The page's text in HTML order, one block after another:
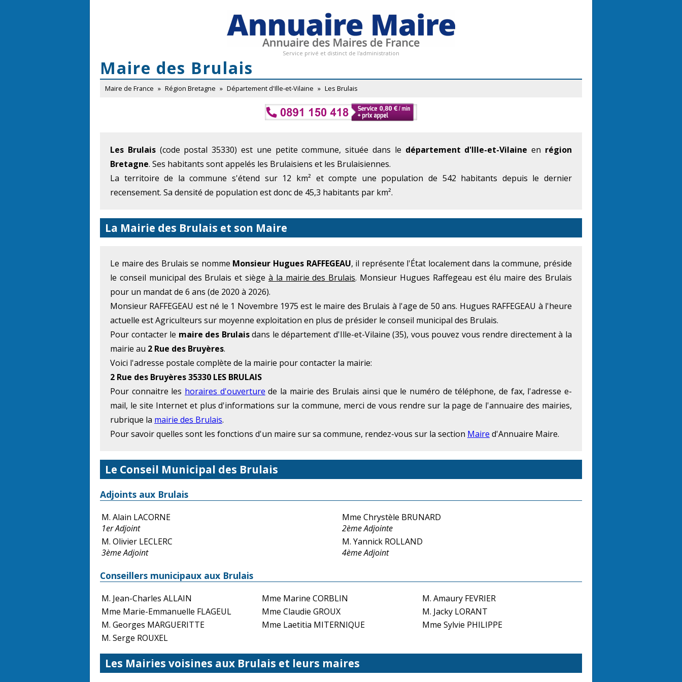
Service privé et distinct de l'administration
Maire des Brulais
Maire de France » Région Bretagne » Département d'Ille-et-Vilaine » Les Brulais
Les Brulais(code postal 35330) est une petite commune, située dans le département d'Ille-et-Vilaine en région
Bretagne. Ses habitants sont appelés les Brulaisiens et les Brulaisiennes.
La territoire de la commune s'étend sur 12 km² et compte une population de 542 habitants depuis le dernier
recensement. Sa densité de population est donc de 45,3 habitants par km².
La Mairie des Brulais et son Maire
Le maire des Brulais se nomme Monsieur Hugues RAFFEGEAU, il représente l'État localement dans la commune, préside
le conseil municipal des Brulais et siège à la mairie des Brulais. Monsieur Hugues Raffegeau est élu maire des Brulais
pour un mandat de 6 ans (de 2020 à 2026).
Monsieur RAFFEGEAU est né le 1 Novembre 1975 est le maire des Brulais à l'age de 50 ans. Hugues RAFFEGEAU à l'heure
actuelle est Agriculteurs sur moyenne exploitation en plus de présider le conseil municipal des Brulais.
Pour contacter le maire des Brulaisdans le département d'Ille-et-Vilaine (35), vous pouvez vous rendre directement à la
mairie au 2 Rue des Bruyères.
Voici l'adresse postale complète de la mairie pour contacter la mairie:
2 Rue des Bruyères 35330 LES BRULAIS
Pour connaitre les horaires d'ouverture de la mairie des Brulais ainsi que le numéro de téléphone, de fax, l'adresse e-
mail, le site Internet et plus d'informations sur la commune, merci de vous rendre sur la page de l'annuaire des mairies,
rubrique la mairie des Brulais.
Pour savoir quelles sont les fonctions d'un maire sur sa commune, rendez-vous sur la section Maire d'Annuaire Maire.
Le Conseil Municipal des Brulais
Adjoints aux Brulais
M. Alain LACORNE
1er Adjoint
Mme Chrystèle BRUNARD
2ème Adjointe
M. Olivier LECLERC
3ème Adjoint
M. Yannick ROLLAND
4ème Adjoint
Conseillers municipaux aux Brulais
M. Jean-Charles ALLAIN Mme Marine CORBLIN
M. Amaury FEVRIER
Mme Marie-Emmanuelle FLAGEUL
Mme Claudie GROUX
M. Jacky LORANT
M. Georges MARGUERITTE
Mme Laetitia MITERNIQUE
Mme Sylvie PHILIPPE
M. Serge ROUXEL
Les Mairies voisines aux Brulais et leurs maires